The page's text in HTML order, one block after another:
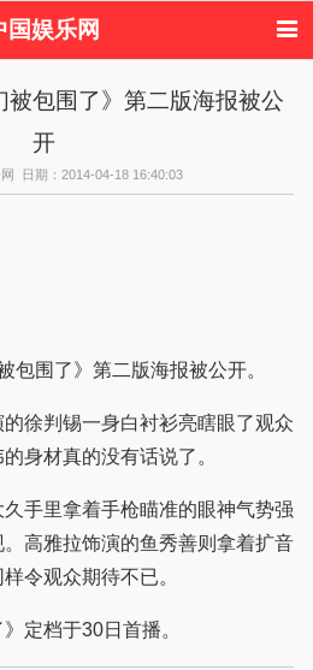
国娱乐网
韩国娱乐
欧美娱乐
星
欧美明星八卦
被包围了》第二版海报被公
开
日期：2014-04-18 16:40:03
包围了》第二版海报被公开。
徐判锡一身白衬衫亮瞎眼了观众
身材真的没有话说了。
手里拿着手枪瞄准的眼神气势强
高雅拉饰演的鱼秀善则拿着扩音
令观众期待不已。
定档于30日首播。